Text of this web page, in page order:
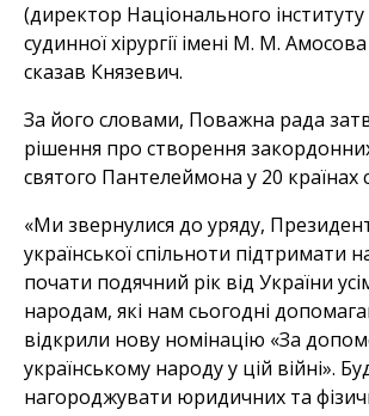
(директор Національного
судинної хірургії імені М. М.
сказав Князевич.
За його словами, Поважна рада
рішення про створення
святого Пантелеймона у 20 країнах
«Ми звернулися до уряду,
української спільноти підтримати
почати подячний рік від України
народам, які нам сьогодні
відкрили нову номінацію «За
українському народу у цій війні».
нагороджувати юридичних та